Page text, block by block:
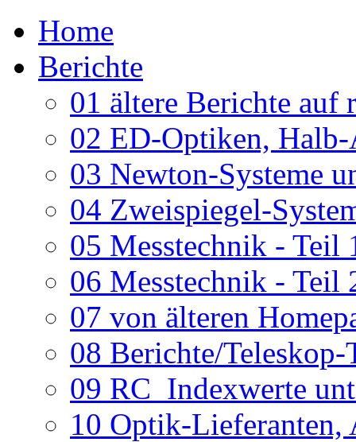
Home
Berichte
01 ältere Berichte auf
02 ED-Optiken, Halb-
03 Newton-Systeme
04 Zweispiegel-
05 Messtechnik - Teil
06 Messtechnik - Teil
07 von älteren
08 Berichte/
09 RC_Indexwerte
10 Optik-Lieferanten,